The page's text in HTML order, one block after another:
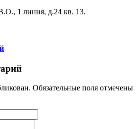
1 линия, д.24 кв. 13.
Обязательные поля отмечены